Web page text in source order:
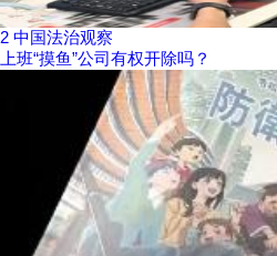
2 中国法治观察
上班“摸鱼”公司有权开除吗？